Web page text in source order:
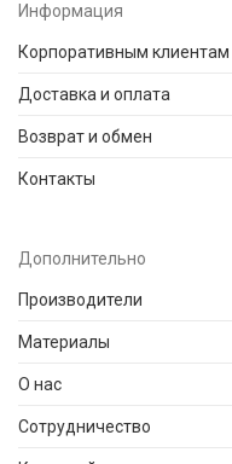
Информация
Корпоративным клиентам
Доставка и оплата
Возврат и обмен
Контакты
Дополнительно
Производители
Материалы
О нас
Сотрудничество